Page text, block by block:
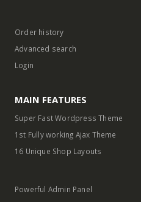
Order history
Advanced search
Login
MAIN FEATURES
Super Fast Wordpress Theme
1st Fully working Ajax Theme
16 Unique Shop Layouts
Powerful Admin Panel